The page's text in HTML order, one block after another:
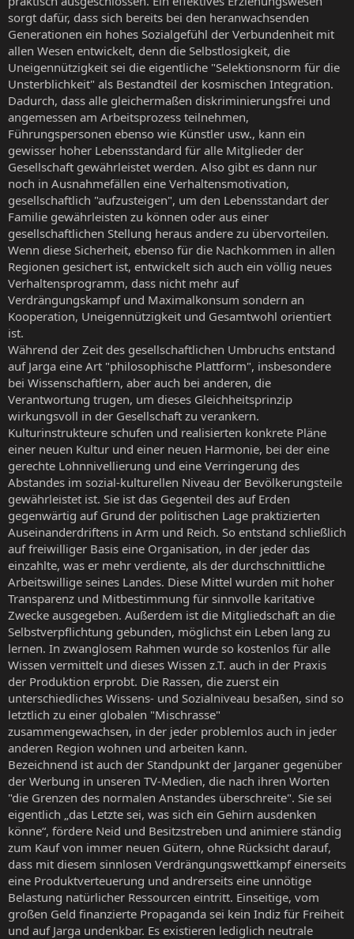
sorgt dafür, dass sich bereits bei den heranwachsenden
Generationen ein hohes Sozialgefühl der Verbundenheit mit
allen Wesen entwickelt, denn die Selbstlosigkeit, die
Uneigennützigkeit sei die eigentliche "Selektionsnorm für die
Unsterblichkeit" als Bestandteil der kosmischen Integration.
Dadurch, dass alle gleichermaßen diskriminierungsfrei und
angemessen am Arbeitsprozess teilnehmen,
Führungspersonen ebenso wie Künstler usw., kann ein
gewisser hoher Lebensstandard für alle Mitglieder der
Gesellschaft gewährleistet werden. Also gibt es dann nur
noch in Ausnahmefällen eine Verhaltensmotivation,
gesellschaftlich "aufzusteigen", um den Lebensstandart der
Familie gewährleisten zu können oder aus einer
gesellschaftlichen Stellung heraus andere zu übervorteilen.
Wenn diese Sicherheit, ebenso für die Nachkommen in allen
Regionen gesichert ist, entwickelt sich auch ein völlig neues
Verhaltensprogramm, dass nicht mehr auf
Verdrängungskampf und Maximalkonsum sondern an
Kooperation, Uneigennützigkeit und Gesamtwohl orientiert
ist.
Während der Zeit des gesellschaftlichen Umbruchs entstand
auf Jarga eine Art "philosophische Plattform", insbesondere
bei Wissenschaftlern, aber auch bei anderen, die
Verantwortung trugen, um dieses Gleichheitsprinzip
wirkungsvoll in der Gesellschaft zu verankern.
Kulturinstrukteure schufen und realisierten konkrete Pläne
einer neuen Kultur und einer neuen Harmonie, bei der eine
gerechte Lohnnivellierung und eine Verringerung des
Abstandes im sozial-kulturellen Niveau der Bevölkerungsteile
gewährleistet ist. Sie ist das Gegenteil des auf Erden
gegenwärtig auf Grund der politischen Lage praktizierten
Auseinanderdriftens in Arm und Reich. So entstand schließlich
auf freiwilliger Basis eine Organisation, in der jeder das
einzahlte, was er mehr verdiente, als der durchschnittliche
Arbeitswillige seines Landes. Diese Mittel wurden mit hoher
Transparenz und Mitbestimmung für sinnvolle karitative
Zwecke ausgegeben. Außerdem ist die Mitgliedschaft an die
Selbstverpflichtung gebunden, möglichst ein Leben lang zu
lernen. In zwanglosem Rahmen wurde so kostenlos für alle
Wissen vermittelt und dieses Wissen z.T. auch in der Praxis
der Produktion erprobt. Die Rassen, die zuerst ein
unterschiedliches Wissens- und Sozialniveau besaßen, sind so
letztlich zu einer globalen "Mischrasse"
zusammengewachsen, in der jeder problemlos auch in jeder
anderen Region wohnen und arbeiten kann.
Bezeichnend ist auch der Standpunkt der Jarganer gegenüber
der Werbung in unseren TV-Medien, die nach ihren Worten
"die Grenzen des normalen Anstandes überschreite". Sie sei
eigentlich „das Letzte sei, was sich ein Gehirn ausdenken
könne“, fördere Neid und Besitzstreben und animiere ständig
zum Kauf von immer neuen Gütern, ohne Rücksicht darauf,
dass mit diesem sinnlosen Verdrängungswettkampf einerseits
eine Produktverteuerung und andrerseits eine unnötige
Belastung natürlicher Ressourcen eintritt. Einseitige, vom
großen Geld finanzierte Propaganda sei kein Indiz für Freiheit
und auf Jarga undenkbar. Es existieren lediglich neutrale